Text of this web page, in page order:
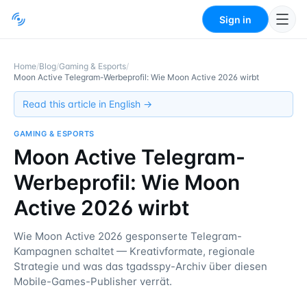
Sign in
Home/Blog/Gaming & Esports/
Moon Active Telegram-Werbeprofil: Wie Moon Active 2026 wirbt
Read this article in English →
GAMING & ESPORTS
Moon Active Telegram-
Werbeprofil: Wie Moon
Active 2026 wirbt
Wie Moon Active 2026 gesponserte Telegram-
Kampagnen schaltet — Kreativformate, regionale
Strategie und was das tgadsspy-Archiv über diesen
Mobile-Games-Publisher verrät.